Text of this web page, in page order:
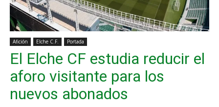
Afición Elche C.F. Portada
El Elche CF estudia reducir el
aforo visitante para los
nuevos abonados